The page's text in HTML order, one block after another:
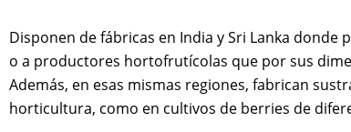
Disponen de fábricas en India y Sri Lanka
o a productores hortofrutícolas que por sus
Además, en esas mismas regiones, fabrican
horticultura, como en cultivos de berries de